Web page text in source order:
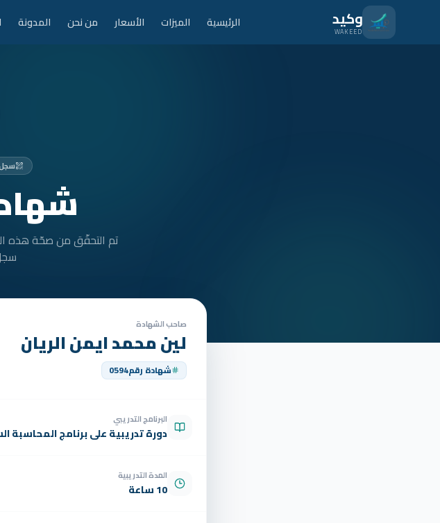
انتقل للمحتوى الرئيسيوكيد
WAKEED الرئيسية الميزات الأسعار من نحن المدونة
تم التحقّق من صحّة هذه
صاحب الشهادة
لين محمد ايمن الريان
شهادة رقم0594
البرنامج التدريبي
دورة تدريبية على برنامج المحاسبة
المدة التدريبية
10 ساعة